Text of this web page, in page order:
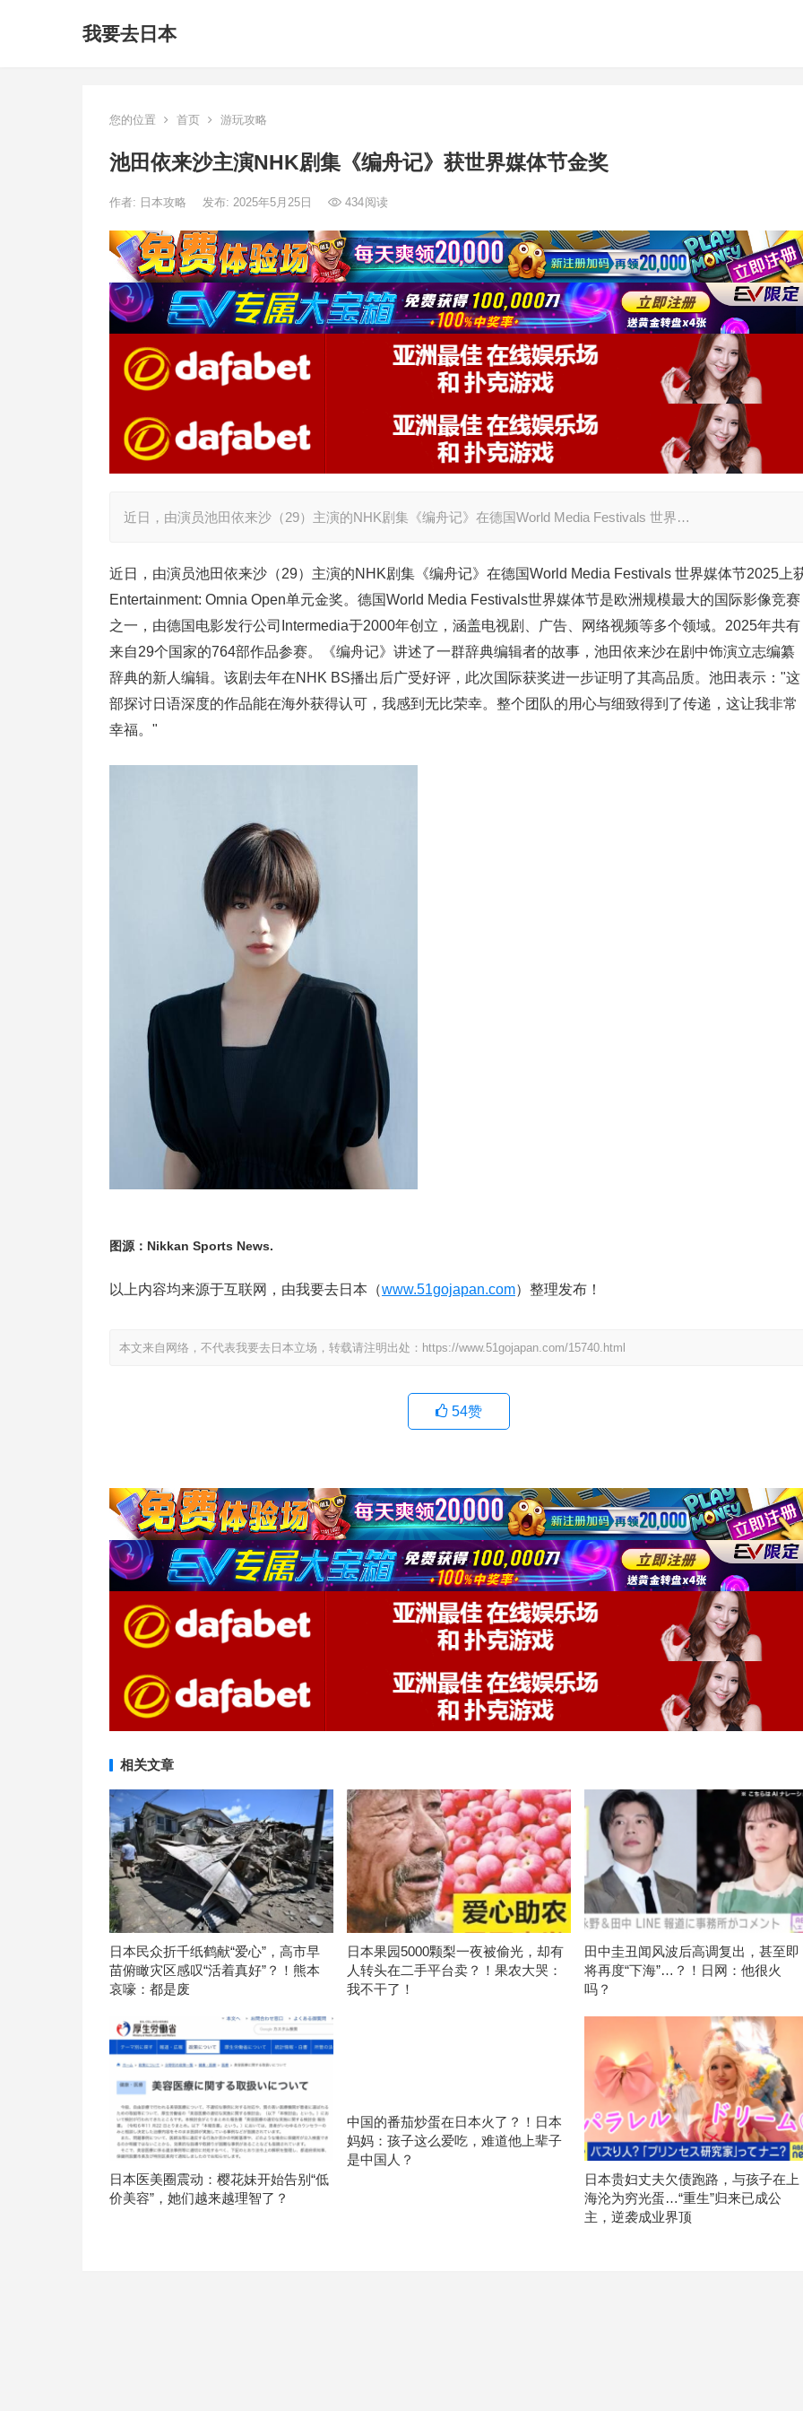
我要去日本
您的位置 首页 游玩攻略
池田依来沙主演NHK剧集《编舟记》获世界媒体节金奖
作者: 日本攻略 发布: 2025年5月25日 434阅读
近日，由演员池田依来沙（29）主演的NHK剧集《编舟记》在德国World Media Festivals 世界…
近日，由演员池田依来沙（29）主演的NHK剧集《编舟记》在德国World Media Festivals 世界媒体节2025上
Entertainment: Omnia Open单元金奖。德国World Media Festivals世界媒体节是欧洲规模最大的国际影像竞赛
之一，由德国电影发行公司Intermedia于2000年创立，涵盖电视剧、广告、网络视频等多个领域。2025年共有
来自29个国家的764部作品参赛。《编舟记》讲述了一群辞典编辑者的故事，池田依来沙在剧中饰演立志编纂
辞典的新人编辑。该剧去年在NHK BS播出后广受好评，此次国际获奖进一步证明了其高品质。池田表示："这
部探讨日语深度的作品能在海外获得认可，我感到无比荣幸。整个团队的用心与细致得到了传递，这让我非常
幸福。"
图源：Nikkan Sports News.
以上内容均来源于互联网，由我要去日本（www.51gojapan.com）整理发布！
本文来自网络，不代表我要去日本立场，转载请注明出处：https://www.51gojapan.com/15740.html
54赞
相关文章
日本民众折千纸鹤献“爱心”，高市早
苗俯瞰灾区感叹“活着真好”？！熊本
哀嚎：都是废
日本果园5000颗梨一夜被偷光，却有
人转头在二手平台卖？！果农大哭：
我不干了！
田中圭丑闻风波后高调复出，甚至即
将再度“下海”…？！日网：他很火
吗？
日本医美圈震动：樱花妹开始告别“低
价美容”，她们越来越理智了？
中国的番茄炒蛋在日本火了？！日本
妈妈：孩子这么爱吃，难道他上辈子
是中国人？
日本贵妇丈夫欠债跑路，与孩子在上
海沦为穷光蛋…“重生”归来已成公
主，逆袭成业界顶